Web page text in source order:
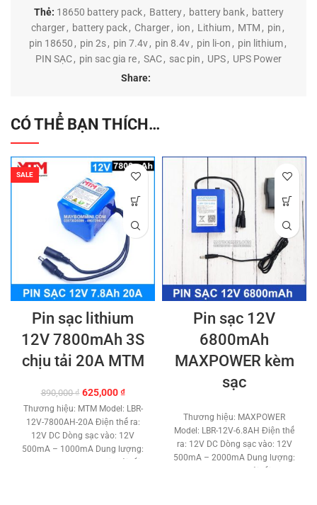
Thẻ: 18650 battery pack , Battery , battery bank , battery
charger, battery pack, Charger, ion , Lithium, MTM , pin ,
pin 18650 , pin 2s, pin 7.4v, pin 8.4v, pin li-on , pin lithium,
PIN SẠC, pin sac gia re, SAC, sac pin , UPS, UPS Power
Share:
CÓ THỂ BẠN THÍCH…
SALE
Pin sạc lithium
12V 7800mAh 3S
chịu tải 20A MTM
890,000₫ Giá
gốc
là:
890,000 ₫.
625,000₫Giá
hiện
tại
là:
Thương hiệu: MTM Model: LBR-
12V-7800AH-20A Điện thế ra:
12V DC Dòng sạc vào: 12V
500mA – 1000mA Dung lượng:
Pin sạc 12V
6800mAh
MAXPOWER kèm
sạc
Thương hiệu: MAXPOWER
Model: LBR-12V-6.8AH Điện thế
ra: 12V DC Dòng sạc vào: 12V
500mA – 2000mA Dung lượng: